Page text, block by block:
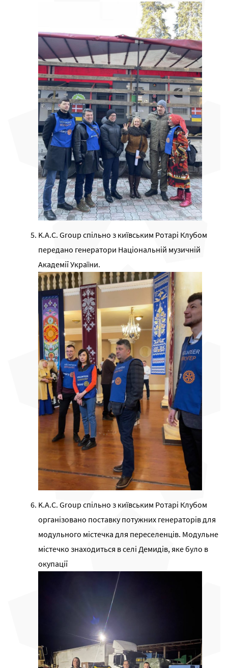
K.A.C. Group спільно з київським Ротарі Клубом
передано генератори Національній музичній
Академії України.
K.A.C. Group спільно з київським Ротарі Клубом
організовано поставку потужних генераторів для
модульного містечка для переселенців. Модульне
містечко знаходиться в селі Демидів, яке було в
окупації